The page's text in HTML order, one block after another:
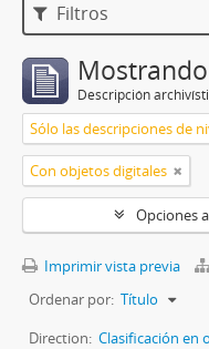
Filtros
Descripción
Sólo las descripciones de
Con objetos digitales
Opciones
Imprimir vista previa
Ordenar por: Título
Direction: Clasificación en